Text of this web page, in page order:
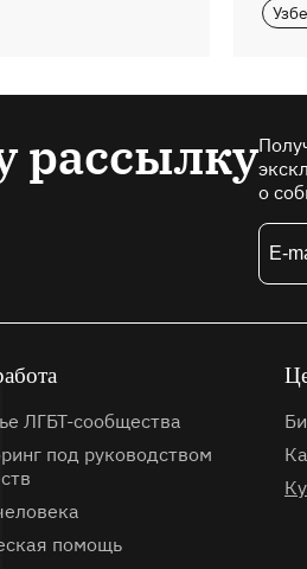
рассылку
о
ЛГБТ-сообщества
под руководством
помощь